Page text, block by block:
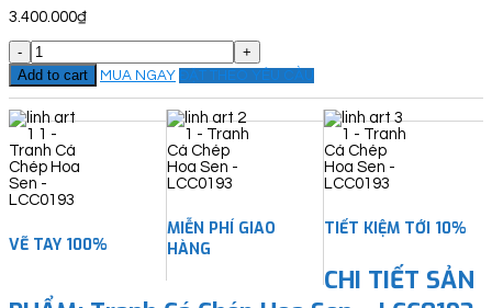
3.400.000₫
Tranh
Cá
Chép
Hoa
Sen
-
LCC0193
quantity
Add to cart MUA NGAY ĐẶT THEO YÊU CẦU
VẼ TAY 100%
MIỄN PHÍ GIAO
HÀNG
TIẾT KIỆM TỚI 10%
CHI TIẾT SẢN